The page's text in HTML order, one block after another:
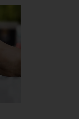
de
otras